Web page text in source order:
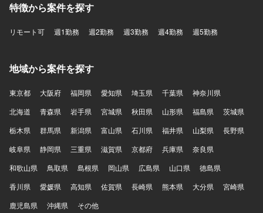
特徴から案件を探す
リモート可 週1勤務 週2勤務 週3勤務 週4勤務 週5勤務
地域から案件を探す
東京都 大阪府 福岡県 愛知県 埼玉県 千葉県
神奈川県
北海道
青森県 岩手県 宮城県 秋田県 山形県 福島県
茨城県
栃木県
群馬県 新潟県 富山県 石川県 福井県 山梨県
長野県
岐阜県
静岡県 三重県 滋賀県 京都府 兵庫県
奈良県
和歌山県
鳥取県 島根県 岡山県 広島県 山口県
徳島県
香川県
愛媛県 高知県 佐賀県 長崎県 熊本県 大分県
宮崎県
鹿児島県
沖縄県 その他